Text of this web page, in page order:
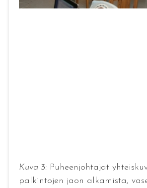
Kuva 3:Puheenjohtajat
palkintojen jaon alkamista,